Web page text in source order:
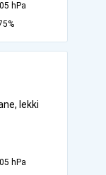
hPa
lekki
hPa